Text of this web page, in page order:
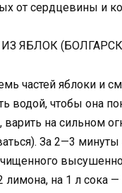
от сердцевины и
ЯБЛОК
частей яблоки и
водой, чтобы она
варить на сильном
За 2—3
лимона, на 1 л сока